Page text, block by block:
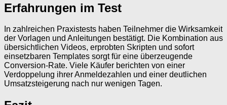
Erfahrungen im Test
In zahlreichen Praxistests haben Teilnehmer die Wirksamkeit
der Vorlagen und Anleitungen bestätigt. Die Kombination aus
übersichtlichen Videos, erprobten Skripten und sofort
einsetzbaren Templates sorgt für eine überzeugende
Conversion-Rate. Viele Käufer berichten von einer
Verdoppelung ihrer Anmeldezahlen und einer deutlichen
Umsatzsteigerung nach nur wenigen Tagen.